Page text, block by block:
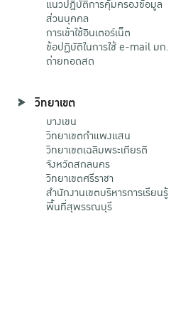
แนวปฏิบัติการคุ้มครองข้อมูล
ส่วนบุคคล
การเข้าใช้อินเตอร์เน็ต
ข้อปฏิบัติในการใช้ e-mail มก.
ถ่ายทอดสด
วิทยาเขต
บางเขน
วิทยาเขตกําแพงแสน
วิทยาเขตเฉลิมพระเกียรติ
จังหวัดสกลนคร
วิทยาเขตศรีราชา
สำนักงานเขตบริหารการเรียนรู้
พื้นที่สุพรรณบุรี